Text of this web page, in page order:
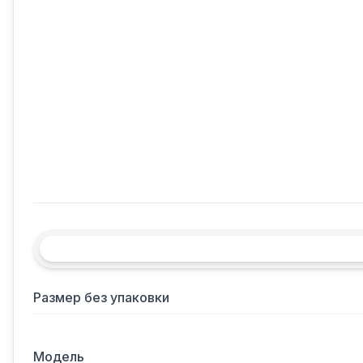
Размер без упаковки
Модель